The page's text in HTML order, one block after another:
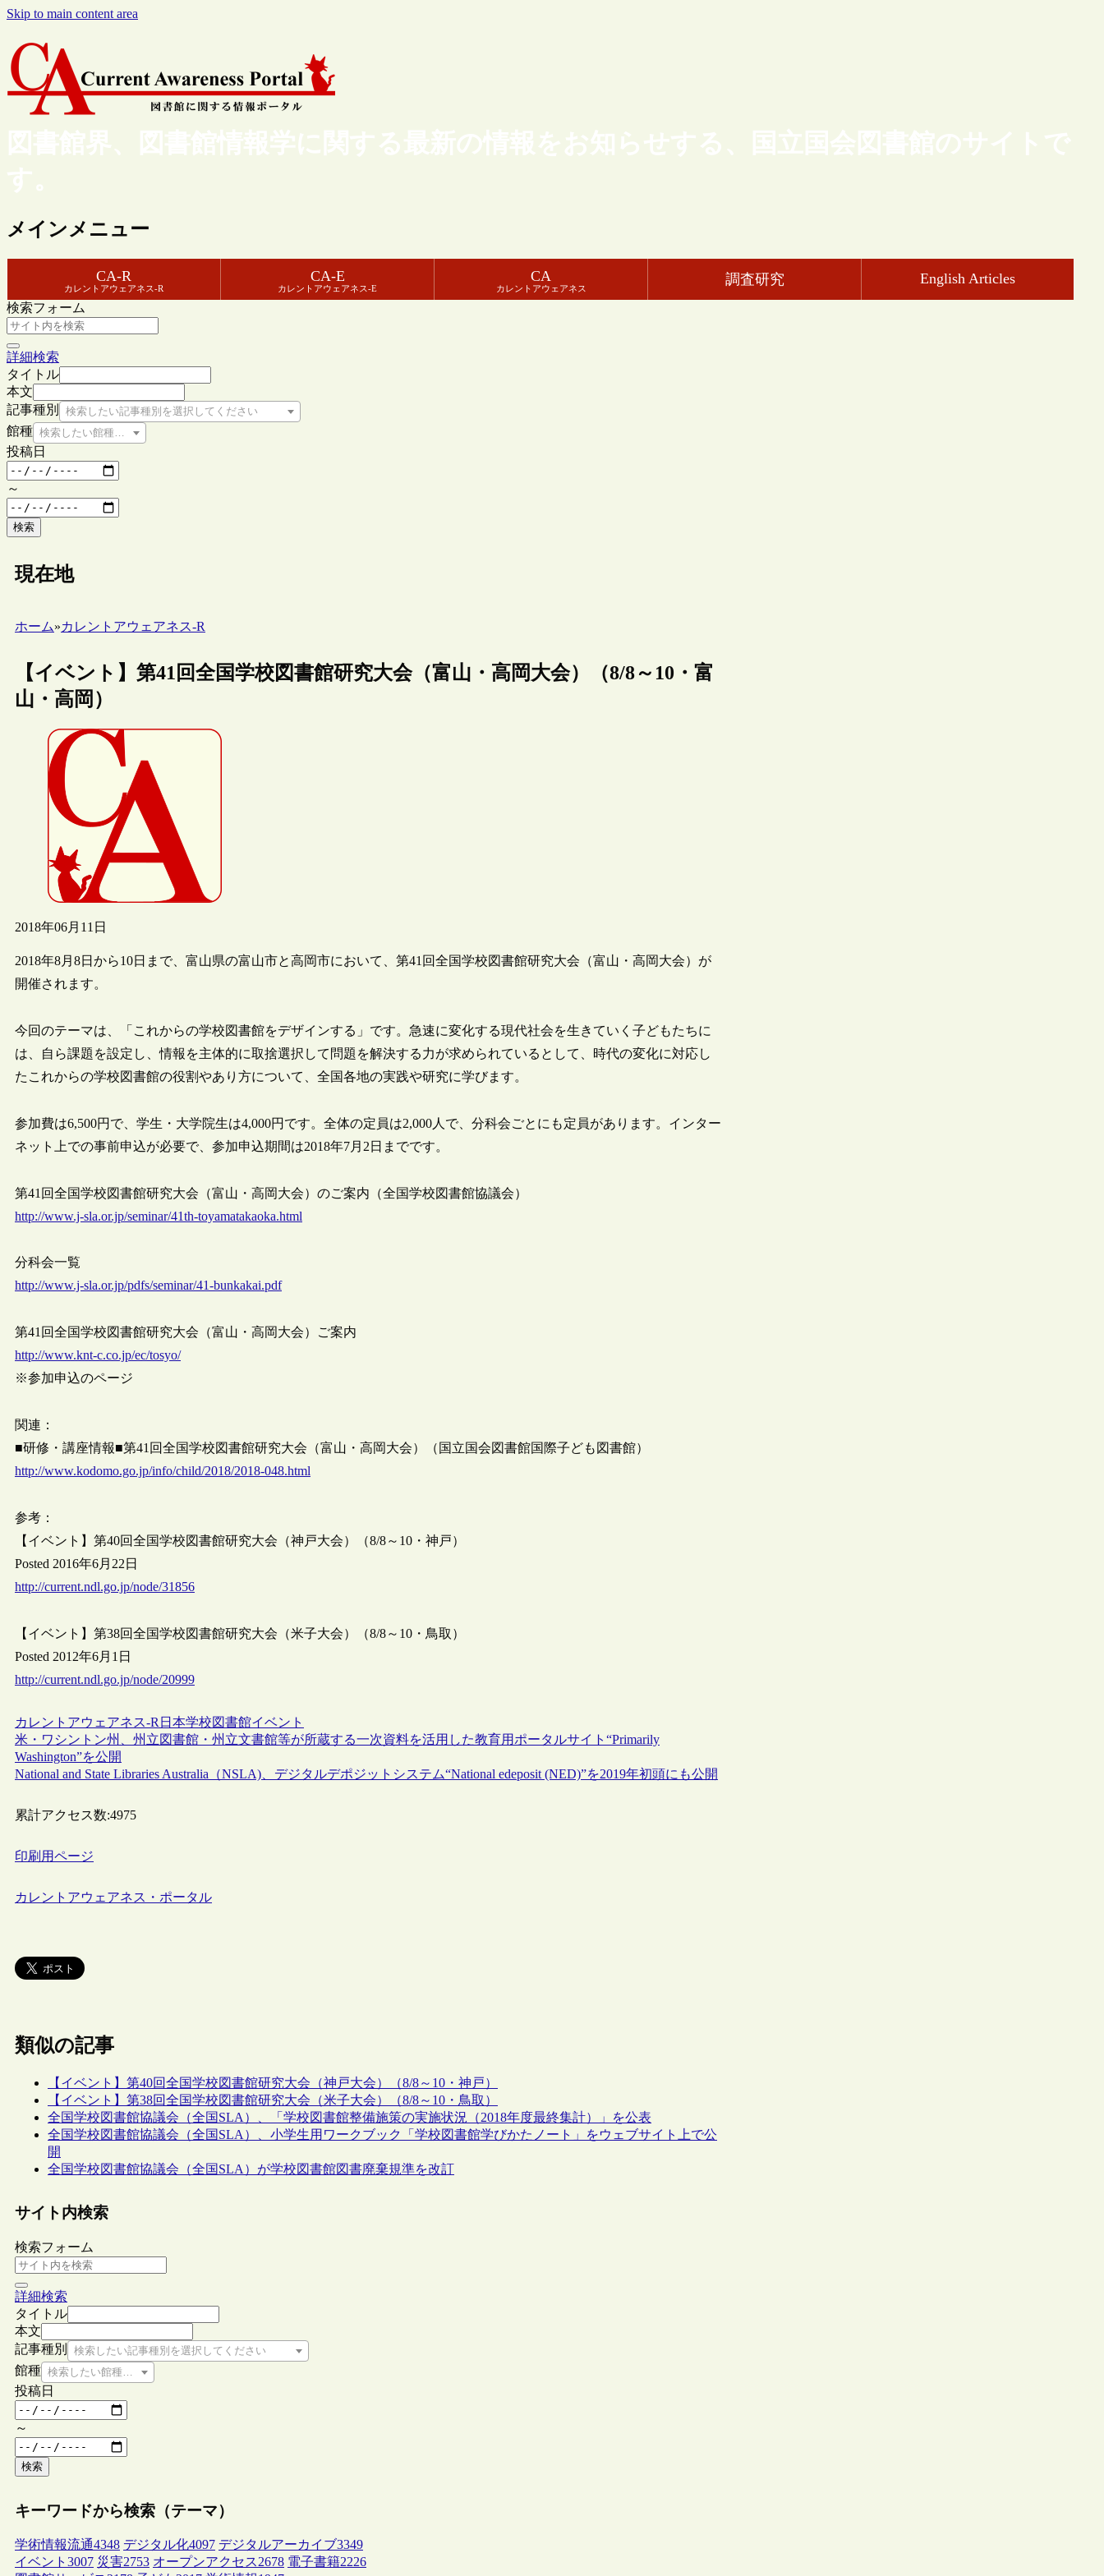
Skip to main content area
図書館界、図書館情報学に関する最新の情報をお知らせする、国立国会図書館のサイトで
す。
メインメニュー
CA-R
カレントアウェアネス-R
CA-E
カレントアウェアネス-E
CA
カレントアウェアネス
調査研究 English Articles
検索フォーム
詳細検索
タイトル
本文
記事種別
検索したい記事種別を選択してください
館種 検索したい館種を選択してください
投稿日
～
検索
現在地
ホーム»カレントアウェアネス-R
【イベント】第41回全国学校図書館研究大会（富山・高岡大会）（8/8～10・富
山・高岡）
2018年06月11日
2018年8月8日から10日まで、富山県の富山市と高岡市において、第41回全国学校図書館研究大会（富山・高岡大会）が
開催されます。
今回のテーマは、「これからの学校図書館をデザインする」です。急速に変化する現代社会を生きていく子どもたちに
は、自ら課題を設定し、情報を主体的に取捨選択して問題を解決する力が求められているとして、時代の変化に対応し
たこれからの学校図書館の役割やあり方について、全国各地の実践や研究に学びます。
参加費は6,500円で、学生・大学院生は4,000円です。全体の定員は2,000人で、分科会ごとにも定員があります。インター
ネット上での事前申込が必要で、参加申込期間は2018年7月2日までです。
第41回全国学校図書館研究大会（富山・高岡大会）のご案内（全国学校図書館協議会）
http://www.j-sla.or.jp/seminar/41th-toyamatakaoka.html
分科会一覧
http://www.j-sla.or.jp/pdfs/seminar/41-bunkakai.pdf
第41回全国学校図書館研究大会（富山・高岡大会）ご案内
http://www.knt-c.co.jp/ec/tosyo/
※参加申込のページ
関連：
■研修・講座情報■第41回全国学校図書館研究大会（富山・高岡大会）（国立国会図書館国際子ども図書館）
http://www.kodomo.go.jp/info/child/2018/2018-048.html
参考：
【イベント】第40回全国学校図書館研究大会（神戸大会）（8/8～10・神戸）
Posted 2016年6月22日
http://current.ndl.go.jp/node/31856
【イベント】第38回全国学校図書館研究大会（米子大会）（8/8～10・鳥取）
Posted 2012年6月1日
http://current.ndl.go.jp/node/20999
カレントアウェアネス-R 日本学校図書館イベント
米・ワシントン州、州立図書館・州立文書館等が所蔵する一次資料を活用した教育用ポータルサイト“Primarily
Washington”を公開
National and State Libraries Australia（NSLA)、デジタルデポジットシステム“National edeposit (NED)”を2019年初頭にも公開
累計アクセス数:4975
印刷用ページ
カレントアウェアネス・ポータル
類似の記事
【イベント】第40回全国学校図書館研究大会（神戸大会）（8/8～10・神戸）
【イベント】第38回全国学校図書館研究大会（米子大会）（8/8～10・鳥取）
全国学校図書館協議会（全国SLA）、「学校図書館整備施策の実施状況（2018年度最終集計）」を公表
全国学校図書館協議会（全国SLA）、小学生用ワークブック「学校図書館学びかたノート」をウェブサイト上で公
開
全国学校図書館協議会（全国SLA）が学校図書館図書廃棄規準を改訂
サイト内検索
検索フォーム
詳細検索
タイトル
本文
記事種別
検索したい記事種別を選択してください
館種 検索したい館種を選択してください
投稿日
～
検索
キーワードから検索（テーマ）
学術情報流通4348 デジタル化4097 デジタルアーカイブ3349
イベント 3007 災害2753 オープンアクセス2678 電子書籍2226